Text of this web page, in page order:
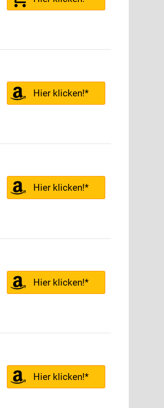
Hier klicken!*
Hier klicken!*
Hier klicken!*
Hier klicken!*